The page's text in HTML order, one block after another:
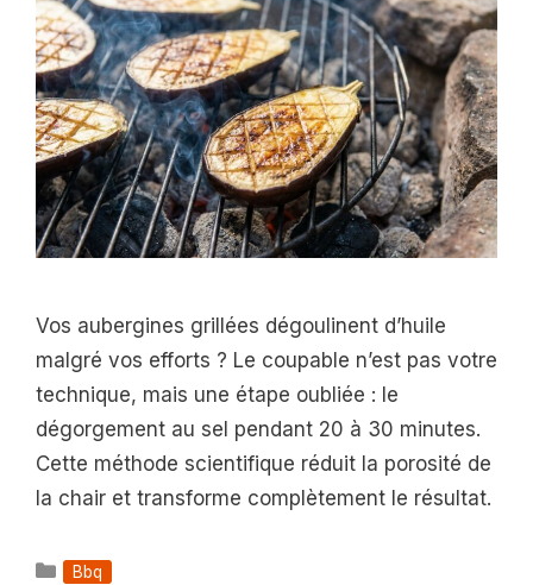
Vos aubergines grillées dégoulinent d’huile
malgré vos efforts ? Le coupable n’est pas votre
technique, mais une étape oubliée : le
dégorgement au sel pendant 20 à 30 minutes.
Cette méthode scientifique réduit la porosité de
la chair et transforme complètement le résultat.
Catégories
Bbq